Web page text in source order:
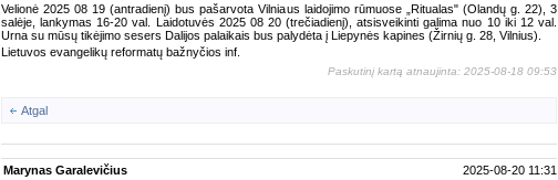
Velionė 2025 08 19 (antradienį) bus pašarvota Vilniaus laidojimo rūmuose „Ritualas" (Olandų g. 22), 3
salėje, lankymas 16-20 val. Laidotuvės 2025 08 20 (trečiadienį), atsisveikinti galima nuo 10 iki 12 val.
Urna su mūsų tikėjimo sesers Dalijos palaikais bus palydėta į Liepynės kapines (Žirnių g. 28, Vilnius).
Lietuvos evangelikų reformatų bažnyčios inf.
Paskutinį kartą atnaujinta: 2025-08-18 09:53
Atgal
Marynas Garalevičius
2025-08-20 11:31